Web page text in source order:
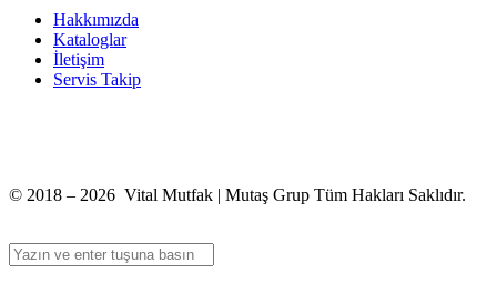
Hakkımızda
Kataloglar
İletişim
Servis Takip
© 2018 – 2026 Vital Mutfak | Mutaş Grup Tüm Hakları Saklıdır.